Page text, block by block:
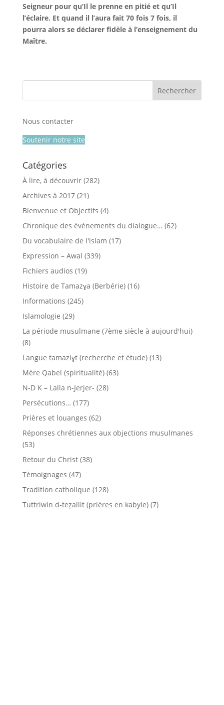
Seigneur pour qu’Il le prenne en pitié et qu’Il
l’éclaire. Et quand il l’aura fait 70 fois 7 fois, il
pourra alors se déclarer fidèle à l’enseignement du
Maître.
Nous contacter
Soutenir notre site
Catégories
À lire, à découvrir(282)
Archives à 2017(21)
Bienvenue et Objectifs (4)
Chronique des évènements du dialogue… (62)
Du vocabulaire de l'islam (17)
Expression – Awal (339)
Fichiers audios (19)
Histoire de Tamazɣa (Berbérie)(16)
Informations (245)
Islamologie (29)
La période musulmane (7ème siècle à aujourd'hui)
(8)
Langue tamaziɣt (recherche et étude)(13)
Mère Qabel (spiritualité)(63)
N-D K – Lalla n-Jerjer- (28)
Persécutions… (177)
Prières et louanges (62)
Réponses chrétiennes aux objections musulmanes
(53)
Retour du Christ(38)
Témoignages (47)
Tradition catholique (128)
Tuttriwin d-teẓallit (prières en kabyle)(7)